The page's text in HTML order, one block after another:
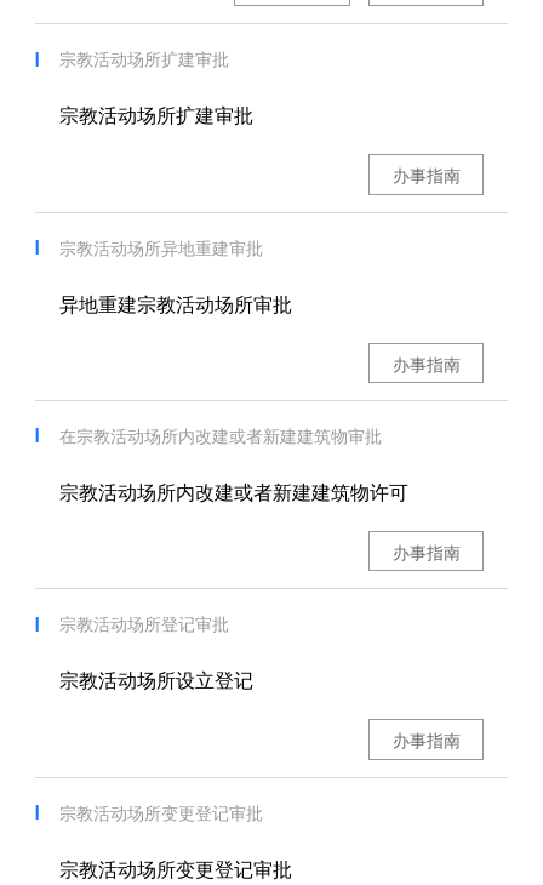
宗教活动场所扩建审批
宗教活动场所扩建审批
办事指南
宗教活动场所异地重建审批
异地重建宗教活动场所审批
办事指南
在宗教活动场所内改建或者新建建筑物审批
宗教活动场所内改建或者新建建筑物许可
办事指南
宗教活动场所登记审批
宗教活动场所设立登记
办事指南
宗教活动场所变更登记审批
宗教活动场所变更登记审批